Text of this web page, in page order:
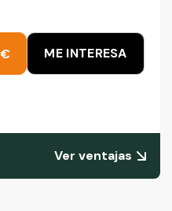
ME INTERESA
Ver ventajas